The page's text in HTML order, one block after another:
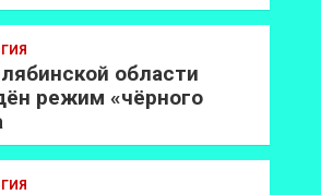
области
режим «чёрного